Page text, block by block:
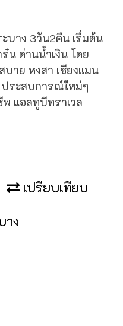
บาง 3วัน2คืน เรื่มต้น
น ด่านน้ำเงิน โดย
บาย หงสา เชียงแมน
ระสบการณ์ใหม่ๆ
แอลทูบีทราเวล
เปรียบเทียบ
าง